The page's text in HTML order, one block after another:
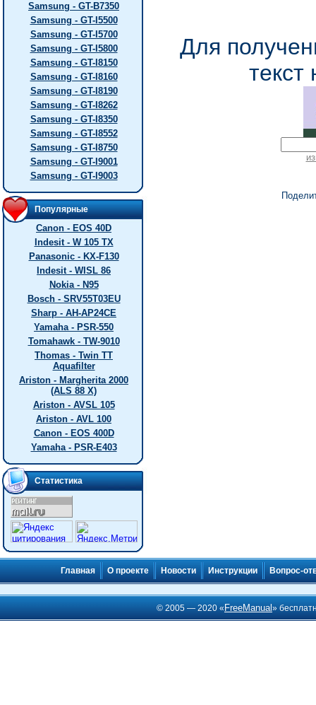
Samsung - GT-B7350
Samsung - GT-I5500
Samsung - GT-I5700
Samsung - GT-I5800
Samsung - GT-I8150
Samsung - GT-I8160
Samsung - GT-I8190
Samsung - GT-I8262
Samsung - GT-I8350
Samsung - GT-I8552
Samsung - GT-I8750
Samsung - GT-I9001
Samsung - GT-I9003
Популярные
Canon - EOS 40D
Indesit - W 105 TX
Panasonic - KX-F130
Indesit - WISL 86
Nokia - N95
Bosch - SRV55T03EU
Sharp - AH-AP24CE
Yamaha - PSR-550
Tomahawk - TW-9010
Thomas - Twin TT
Aquafilter
Ariston - Margherita 2000
(ALS 88 X)
Ariston - AVSL 105
Ariston - AVL 100
Canon - EOS 400D
Yamaha - PSR-E403
Статистика
Для
текст
Главная О проекте Новости Инструкции Вопрос-
© 2005 — 2020 « FreeManual»